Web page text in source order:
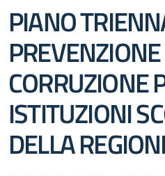
PIANO
CORRUZIONE
ISTITUZIONI
DELLA